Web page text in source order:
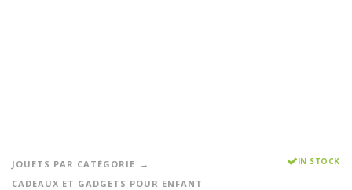
JOUETS PAR CATÉGORIE
CADEAUX ET GADGETS POUR ENFANT
IN STOCK